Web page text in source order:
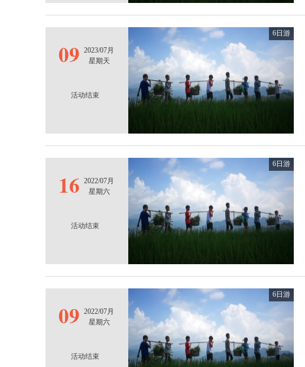
09 2023/07月
星期天
活动结束
6日游
16 2022/07月
星期六
活动结束
6日游
09 2022/07月
星期六
活动结束
6日游